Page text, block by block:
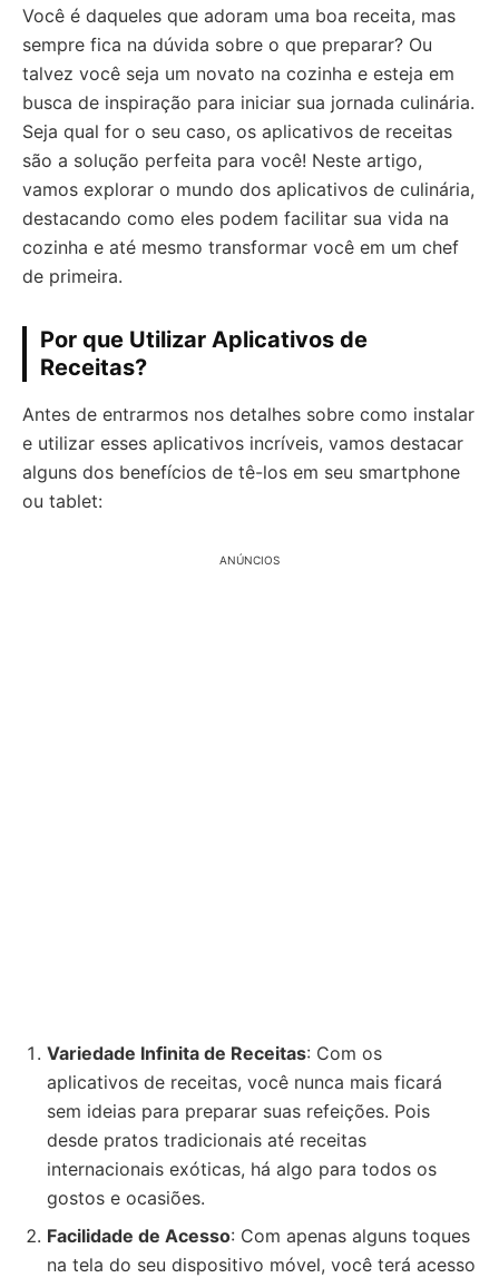
Você é daqueles que adoram uma boa receita, mas
sempre fica na dúvida sobre o que preparar? Ou
talvez você seja um novato na cozinha e esteja em
busca de inspiração para iniciar sua jornada culinária.
Seja qual for o seu caso, os aplicativos de receitas
são a solução perfeita para você! Neste artigo,
vamos explorar o mundo dos aplicativos de culinária,
destacando como eles podem facilitar sua vida na
cozinha e até mesmo transformar você em um chef
de primeira.
Por que Utilizar Aplicativos de
Receitas?
Antes de entrarmos nos detalhes sobre como instalar
e utilizar esses aplicativos incríveis, vamos destacar
alguns dos benefícios de tê-los em seu smartphone
ou tablet:
ANÚNCIOS
Variedade Infinita de Receitas: Com os
aplicativos de receitas, você nunca mais ficará
sem ideias para preparar suas refeições. Pois
desde pratos tradicionais até receitas
internacionais exóticas, há algo para todos os
gostos e ocasiões.
Facilidade de Acesso: Com apenas alguns toques
na tela do seu dispositivo móvel, você terá acesso